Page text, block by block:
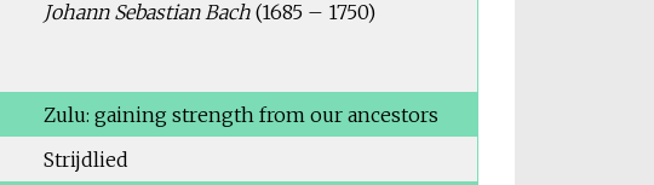
Johann Sebastian Bach (1685 – 1750)
Zulu: gaining strength from our ancestors
Strijdlied